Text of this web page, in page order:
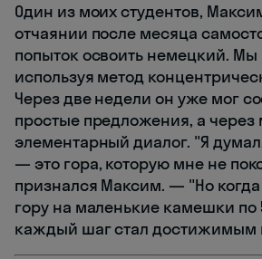
Один из моих студентов,
отчаянии после месяца
попыток освоить немецкий. Мы
используя метод
Через две недели он уже мог
простые предложения, а
элементарный диалог. "Я
— это гора, которую мне не
признался Максим. — "Но когда
гору на маленькие камешки по
каждый шаг стал достижимым